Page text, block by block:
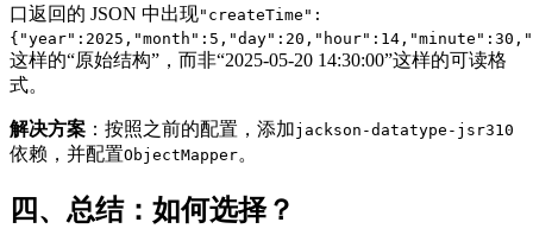
口返回的 JSON 中出现"createTime":
这样的“原始结构”，而非“2025-05-20 14:30:00”这样的可读格
式。
解决方案 ：按照之前的配置，添加jackson-datatype-jsr310
依赖，并配置ObjectMapper。
四、总结：如何选择？